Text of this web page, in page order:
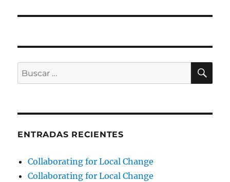
Buscar
por:
ENTRADAS RECIENTES
Collaborating for Local Change
Collaborating for Local Change